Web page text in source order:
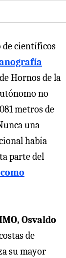
de científicos
Hornos de la
no
metros de
una
había
parte del
Osvaldo
de
su mayor